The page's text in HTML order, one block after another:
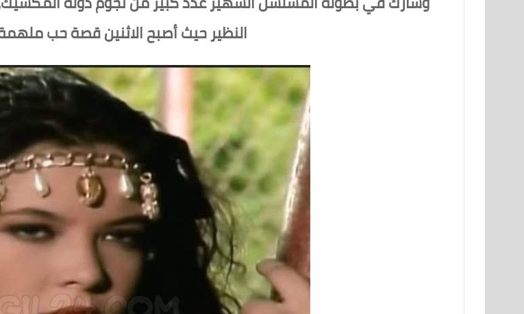
النظير حيث أصبح الاثنين قصة حب